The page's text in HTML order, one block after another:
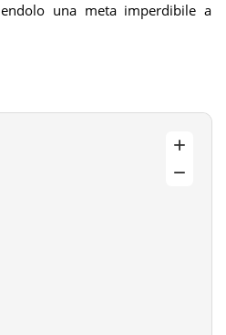
una meta imperdibile a